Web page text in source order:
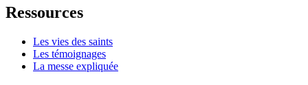
Ressources
Les vies des saints
Les témoignages
La messe expliquée